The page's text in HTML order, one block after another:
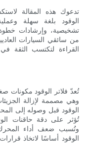
تدعوك هذه المقالة
الوقود بلغة سهلة
تشخيصية، وإرشادات خطوة
من سائقي السيارات
القراءة لتكتسب الثقة
تُعدّ فلاتر الوقود مكونات
وهي مصممة لإزالة
الوقود قبل وصوله إلى
تُؤثر على دقة حاقنات
وتُسبب ضعف أداء
الوقود أساسًا لاتخاذ